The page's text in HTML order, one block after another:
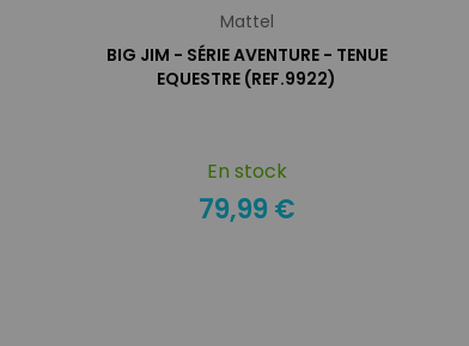
Mattel
BIG JIM - SÉRIE AVENTURE - TENUE
EQUESTRE (REF.9922)
En stock
79,99 €